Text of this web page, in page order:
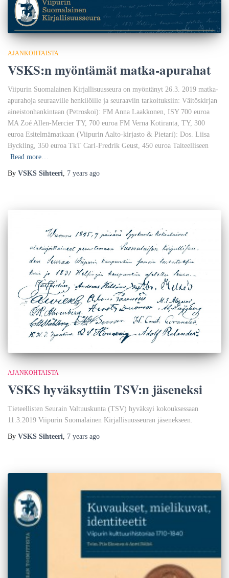
AJANKOHTAISTA
VSKS:n myöntämät matka-apurahat
Viipurin Suomalainen Kirjallisuusseura on myöntänyt 26.3. 2019 matka-
apurahoja seuraaville henkilöille ja seuraaviin tarkoituksiin: Väitöskirjan
aineistonhankintaan (Petroskoi): FM Anna Laakkonen, ISY 700 euroa
MA Zoé Allen-Mercier TY, 700 euroa FM Verna Kotiranta, TY, 300
euroa Esitelmämatkaan (Viipurin Aalto-kirjasto & Pietari): Dos. Liisa
Byckling, 350 euroa TkT Carl-Fredrik Geust, 450 euroa Taiteelliseen
Read more…
By VSKS Sihteeri, 7 years ago
AJANKOHTAISTA
VSKS hyväksyttiin TSV:n jäseneksi
Tieteellisten Seurain Valtuuskunta (TSV) hyväksyi kokouksessaan
11.3.2019 Viipurin Suomalainen Kirjallisuusseuran jäsenekseen.
By VSKS Sihteeri 7 years ago